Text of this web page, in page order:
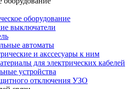
оборудование
выключатели
автоматы
и акссесуары к ним
для электрических кабелей
устройства
отключения УЗО